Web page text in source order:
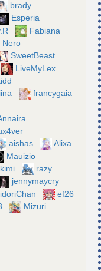
brady
Esperia
Fabiana
Nero
SweetBeast
LiveMyLex
francygaia
aishas
Alixa
Mauizio
razy
jennymaycry
ef26
Mizuri